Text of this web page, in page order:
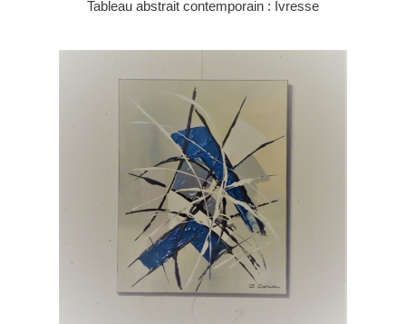
Tableau abstrait contemporain : Ivresse